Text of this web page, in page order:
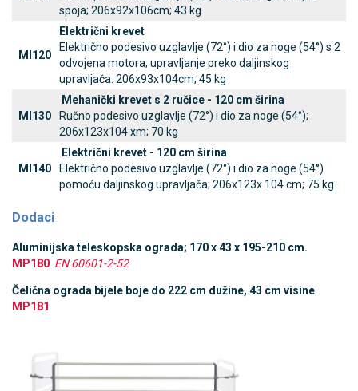
spoja; 206x92x106cm; 43 kg
MI120
Električni krevet
Električno podesivo uzglavlje (72°) i dio za noge (54°) s 2
odvojena motora; upravljanje preko daljinskog
upravljača. 206x93x104cm; 45 kg
MI130
Mehanički krevet s 2 ručice - 120 cm širina
Ručno podesivo uzglavlje (72°) i dio za noge (54°);
206x123x104 xm; 70 kg
MI140
Električni krevet - 120 cm širina
Električno podesivo uzglavlje (72°) i dio za noge (54°)
pomoću daljinskog upravljača; 206x123x 104 cm; 75 kg
Dodaci
Aluminijska teleskopska ograda; 170 x 43 x 195-210 cm.
MP180 EN 60601-2-52
Čelična ograda bijele boje do 222 cm dužine, 43 cm visine
MP181